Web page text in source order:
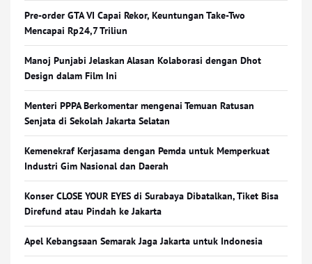
Pre-order GTA VI Capai Rekor, Keuntungan Take-Two
Mencapai Rp24,7 Triliun
Manoj Punjabi Jelaskan Alasan Kolaborasi dengan Dhot
Design dalam Film Ini
Menteri PPPA Berkomentar mengenai Temuan Ratusan
Senjata di Sekolah Jakarta Selatan
Kemenekraf Kerjasama dengan Pemda untuk Memperkuat
Industri Gim Nasional dan Daerah
Konser CLOSE YOUR EYES di Surabaya Dibatalkan, Tiket Bisa
Direfund atau Pindah ke Jakarta
Apel Kebangsaan Semarak Jaga Jakarta untuk Indonesia